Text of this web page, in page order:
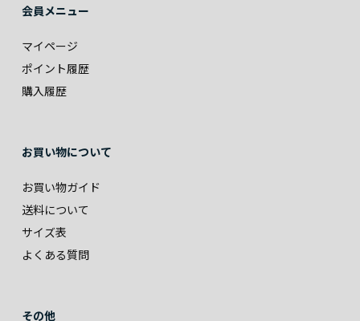
会員メニュー
マイページ
ポイント履歴
購入履歴
お買い物について
お買い物ガイド
送料について
サイズ表
よくある質問
その他